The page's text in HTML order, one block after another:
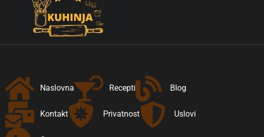
Naslovna Recepti Blog
Kontakt Privatnost Uslovi